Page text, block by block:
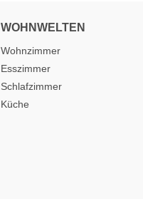
WOHNWELTEN
Wohnzimmer
Esszimmer
Schlafzimmer
Küche